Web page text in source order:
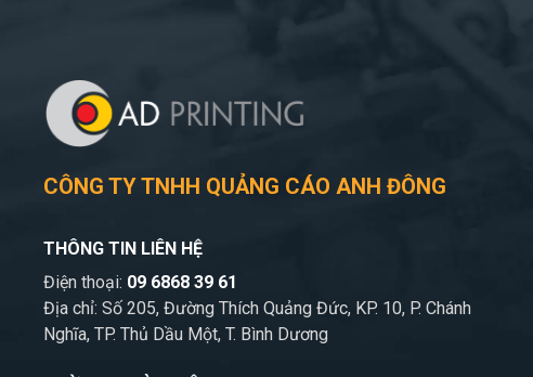
CÔNG TY TNHH QUẢNG CÁO ANH ĐÔNG
THÔNG TIN LIÊN HỆ
Điện thoại: 09 6868 39 61
Địa chỉ: Số 205, Đường Thích Quảng Đức, KP. 10, P. Chánh
Nghĩa, TP. Thủ Dầu Một, T. Bình Dương